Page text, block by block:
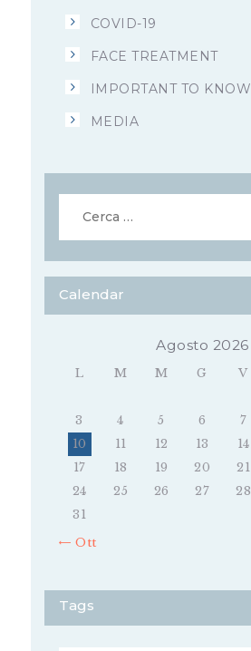
COVID-19
FACE TREATMENT
IMPORTANT TO KNOW
MEDIA
per:
Calendar
Agosto 2026
L M M G V
3
4 5 6 7
10
11 12 13 14
17
18 19 20 21
24
25 26 27 28
31
« Ott
Tags